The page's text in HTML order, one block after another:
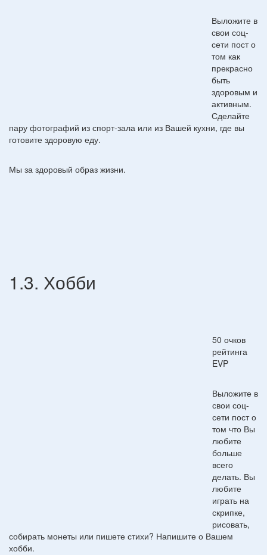
Выложите в
свои соц-
сети пост о
том как
прекрасно
быть
здоровым и
активным.
Сделайте
пару фотографий из спорт-зала или из Вашей кухни, где вы
готовите здоровую еду.
Мы за здоровый образ жизни.
1.3. Хобби
50 очков
рейтинга
EVP
Выложите в
свои соц-
сети пост о
том что Вы
любите
больше
всего
делать. Вы
любите
играть на
скрипке,
рисовать,
собирать монеты или пишете стихи? Напишите о Вашем
хобби.